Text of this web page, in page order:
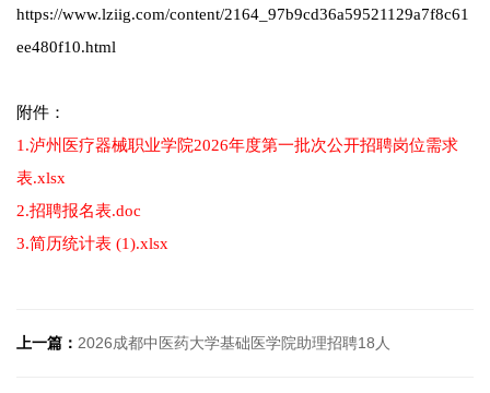
https://www.lziig.com/content/2164_97b9cd36a59521129a7f8c61
ee480f10.html
附件：
1.泸州医疗器械职业学院2026年度第一批次公开招聘岗位需求
表.xlsx
2.招聘报名表.doc
3.简历统计表 (1).xlsx
上一篇： 2026成都中医药大学基础医学院助理招聘18人